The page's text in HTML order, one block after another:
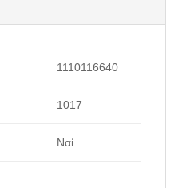
1110116640
1017
Ναί